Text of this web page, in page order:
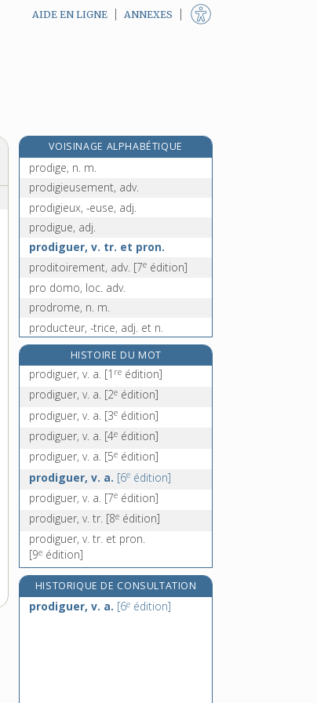
AIDE EN LIGNE ANNEXES
VOISINAGE ALPHABÉTIQUE
prodigalité, n. f.
prodige, n. m.
prodigieusement, adv.
prodigieux, -euse, adj.
prodigue, adj.
prodiguer, v. tr. et pron.
proditoirement, adv. [7e édition]
pro domo, loc. adv.
prodrome, n. m.
producteur, -trice, adj. et n.
productif, -ive, adj.
production, n. f.
productique, n. f.
productiviste, adj.
HISTOIRE DU MOT
prodiguer, v. a. [1 re édition]
prodiguer, v. a. [2e édition]
prodiguer, v. a. [3e édition]
prodiguer, v. a. [4e édition]
prodiguer, v. a. [5e édition]
prodiguer, v. a. [6e édition]
prodiguer, v. a. [7e édition]
prodiguer, v. tr. [8e édition]
prodiguer, v. tr. et pron.
[9e édition]
HISTORIQUE DE CONSULTATION
prodiguer, v. a. [6e édition]